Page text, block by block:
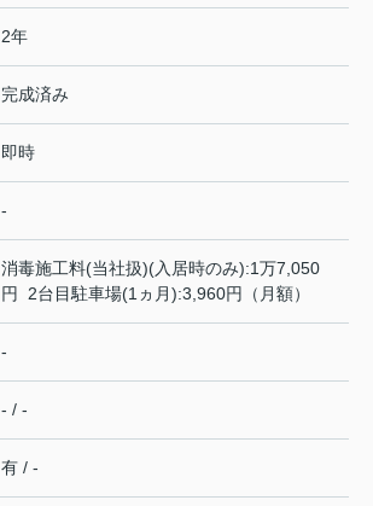
2年
完成済み
即時
-
消毒施工料(当社扱)(入居時のみ):1万7,050
円 2台目駐車場(1ヵ月):3,960円（月額）
-
- / -
有 / -